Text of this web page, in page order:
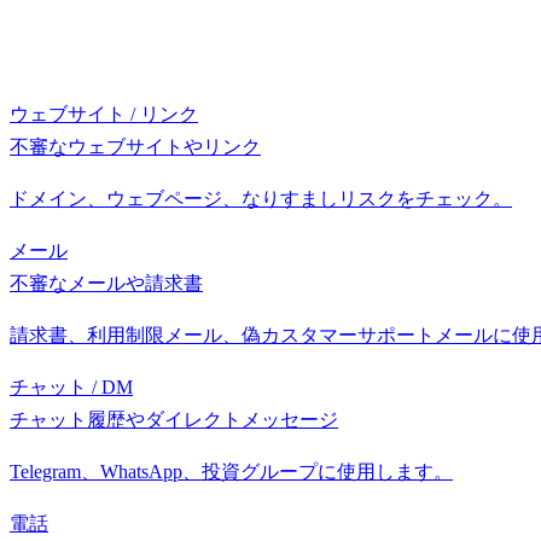
ウェブサイト / リンク
不審なウェブサイトやリンク
ドメイン、ウェブページ、なりすましリスクをチェック。
メール
不審なメールや請求書
請求書、利用制限メール、偽カスタマーサポートメールに使
チャット / DM
チャット履歴やダイレクトメッセージ
Telegram、WhatsApp、投資グループに使用します。
電話